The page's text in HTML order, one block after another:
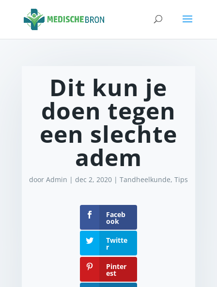
Dit kun je
doen tegen
een slechte
adem
door Admin | dec 2, 2020| Tandheelkunde, Tips
Faceb
ook
Twitte
r
Pinter
est